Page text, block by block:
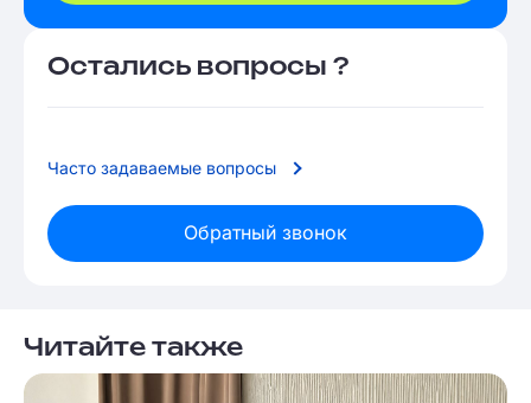
Остались вопросы ?
Часто задаваемые вопросы
Обратный звонок
Читайте также